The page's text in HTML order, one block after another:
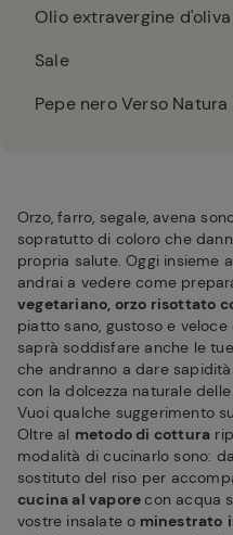
Olio extravergine
Sale
Pepe nero Verso Natura
Orzo, farro, segale, avena
sopratutto di coloro che
propria salute. Oggi insieme
andrai a vedere come
vegetariano, orzo risottato
piatto sano, gustoso e
saprà soddisfare anche le
che andranno a dare
con la dolcezza naturale
Vuoi qualche suggerimento su
Oltre al metodo di cottura
modalità di cucinarlo sono:
sostituto del riso per
cucina al vaporecon acqua
vostre insalate o minestrato